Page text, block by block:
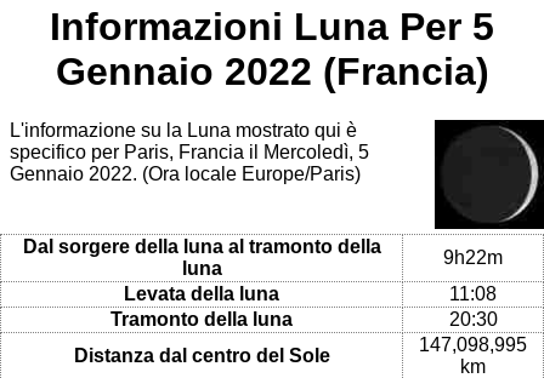
Informazioni Luna Per 5
Gennaio 2022 (Francia)
L'informazione su la Luna mostrato qui è
specifico per Paris, Francia il Mercoledì, 5
Gennaio 2022. (Ora locale Europe/Paris)
Dal sorgere della luna al tramonto della
luna
9h22m
Levata della luna
11:08
Tramonto della luna
20:30
Distanza dal centro del Sole
147,098,995
km